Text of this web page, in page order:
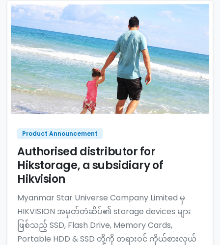
Product Announcement
Authorised distributor for
Hikstorage, a subsidiary of
Hikvision
Myanmar Star Universe Company Limited မှ
HIKVISION အမှတ်တံဆိပ်၏ storage devices များ
ဖြစ်သည့် SSD, Flash Drive, Memory Cards,
Portable HDD & SSD တို့ကို တရားဝင် ကိုယ်စားလှယ်